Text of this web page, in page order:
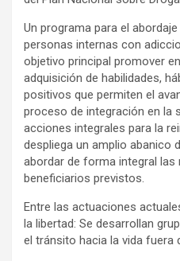
Un programa para el
personas internas con
objetivo principal promover
adquisición de habilidades,
positivos que permiten el
proceso de integración en la
acciones integrales para la
despliega un amplio abanico
abordar de forma integral las
beneficiarios previstos.
Entre las actuaciones
la libertad: Se desarrollan
el tránsito hacia la vida fuera